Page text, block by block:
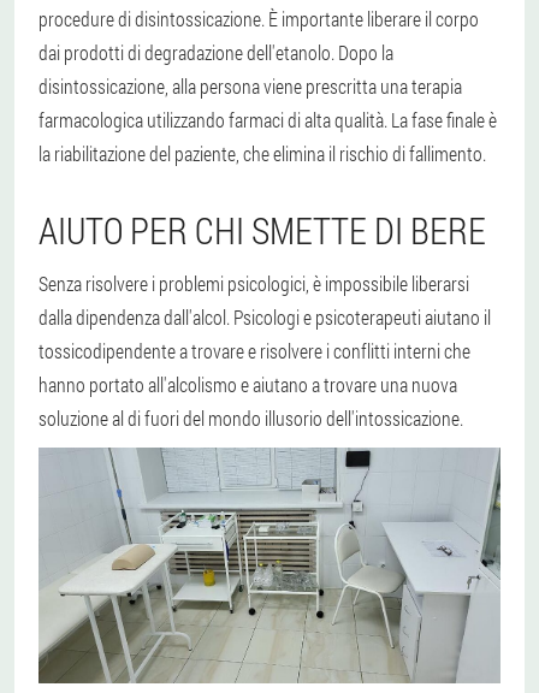
procedure di disintossicazione. È importante liberare il corpo
dai prodotti di degradazione dell'etanolo. Dopo la
disintossicazione, alla persona viene prescritta una terapia
farmacologica utilizzando farmaci di alta qualità. La fase finale è
la riabilitazione del paziente, che elimina il rischio di fallimento.
AIUTO PER CHI SMETTE DI BERE
Senza risolvere i problemi psicologici, è impossibile liberarsi
dalla dipendenza dall'alcol. Psicologi e psicoterapeuti aiutano il
tossicodipendente a trovare e risolvere i conflitti interni che
hanno portato all'alcolismo e aiutano a trovare una nuova
soluzione al di fuori del mondo illusorio dell'intossicazione.